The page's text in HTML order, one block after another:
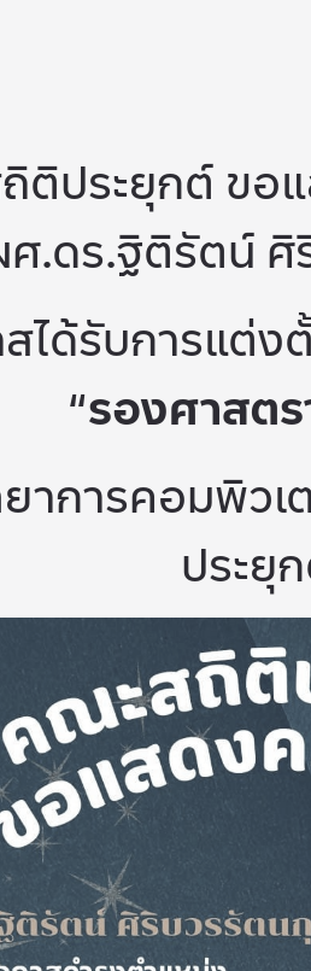
ติประยุกต์ ขอ
.ดร.ฐิติรัตน์ ศิ
สได้รับการแต่
“รองศาสต
าการคอมพิวเ
ประยุ